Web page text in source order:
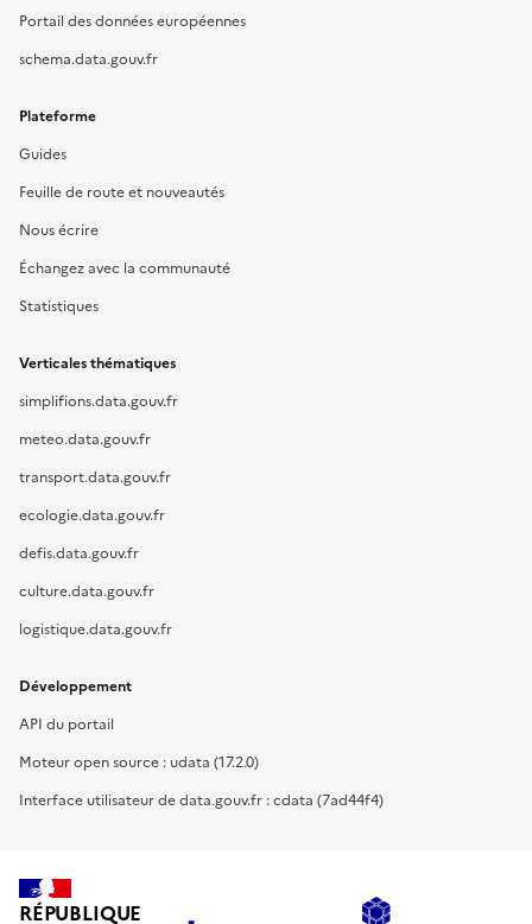
Portail des données européennes
schema.data.gouv.fr
Plateforme
Guides
Feuille de route et nouveautés
Nous écrire
Échangez avec la communauté
Statistiques
Verticales thématiques
simplifions.data.gouv.fr
meteo.data.gouv.fr
transport.data.gouv.fr
ecologie.data.gouv.fr
defis.data.gouv.fr
culture.data.gouv.fr
logistique.data.gouv.fr
Développement
API du portail
Moteur open source : udata (17.2.0)
Interface utilisateur de data.gouv.fr : cdata (7ad44f4)
RÉPUBLIQUE